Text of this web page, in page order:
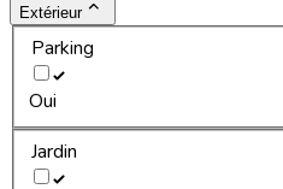
Extérieur
Parking
Oui
Jardin